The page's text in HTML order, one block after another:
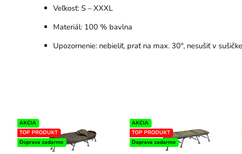
Veľkosť: S – XXXL
Materiál: 100 % bavlna
Upozornenie: nebieliť, prať na max. 30°, nesušiť v sušičke
AKCIA
TOP PRODUKT
Doprava zadarmo
AKCIA
TOP PRODUKT
Doprava zadarmo